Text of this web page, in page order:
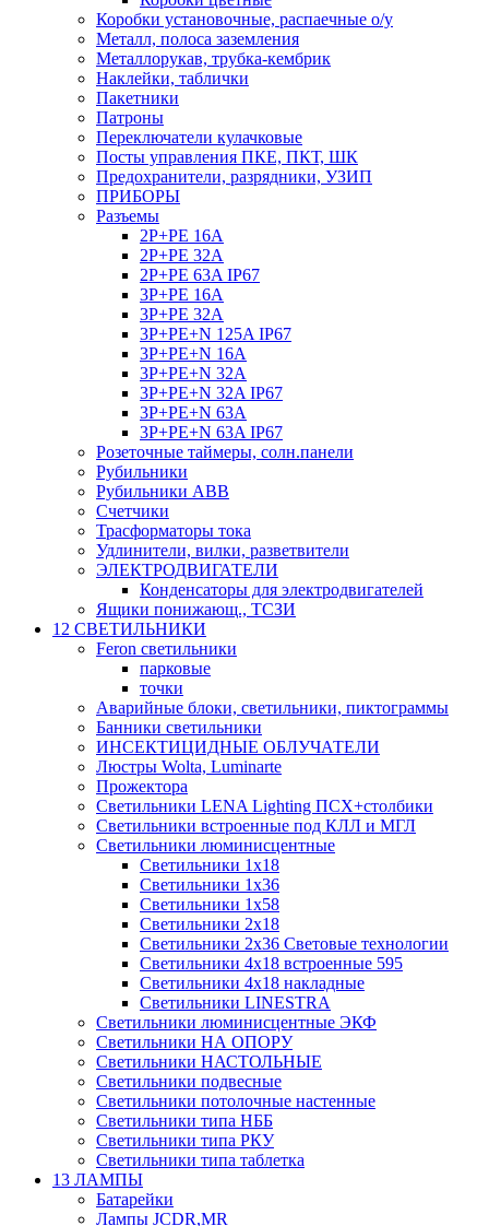
Коробки установочные, распаечные о/у
Металл, полоса заземления
Металлорукав, трубка-кембрик
Наклейки, таблички
Пакетники
Патроны
Переключатели кулачковые
Посты управления ПКЕ, ПКТ, ШК
Предохранители, разрядники, УЗИП
ПРИБОРЫ
Разъемы
2P+PE 16A
2P+PE 32A
2P+PE 63A IP67
3P+PE 16A
3P+PE 32A
3P+PE+N 125A IP67
3P+PE+N 16A
3P+PE+N 32A
3P+PE+N 32A IP67
3P+PE+N 63A
3P+PE+N 63A IP67
Розеточные таймеры, солн.панели
Рубильники
Рубильники ABB
Счетчики
Трасформаторы тока
Удлинители, вилки, разветвители
ЭЛЕКТРОДВИГАТЕЛИ
Конденсаторы для электродвигателей
Ящики понижающ., ТСЗИ
12 СВЕТИЛЬНИКИ
Feron светильники
парковые
точки
Аварийные блоки, светильники, пиктограммы
Банники светильники
ИНСЕКТИЦИДНЫЕ ОБЛУЧАТЕЛИ
Люстры Wolta, Luminarte
Прожектора
Светильники LENA Lighting ПСХ+столбики
Светильники встроенные под КЛЛ и МГЛ
Светильники люминисцентные
Светильники 1х18
Светильники 1х36
Светильники 1х58
Светильники 2х18
Светильники 2х36 Световые технологии
Светильники 4х18 встроенные 595
Светильники 4х18 накладные
Светильники LINESTRA
Светильники люминисцентные ЭКФ
Светильники НА ОПОРУ
Светильники НАСТОЛЬНЫЕ
Светильники подвесные
Светильники потолочные настенные
Светильники типа НББ
Светильники типа РКУ
Светильники типа таблетка
13 ЛАМПЫ
Батарейки
Лампы JCDR,MR